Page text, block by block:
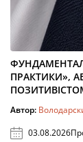
ПРАКТИКИ»,
Автор:
03.08.2026